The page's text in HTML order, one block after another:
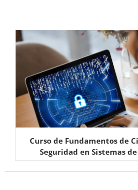
Curso de Fundamentos de
Seguridad en Sistemas